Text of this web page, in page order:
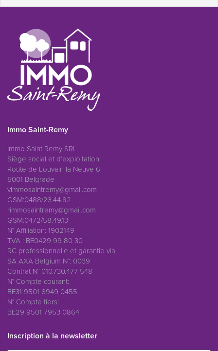
Immo Saint-Remy
Immo Saint Remy SRL
Siège social et d’exploitation:
Route de Louvain la Neuve 6
5001 Belgrade
vimmosaintremy@gmail.com
GSM:0488/23.44.82
rimmosaintremy@gmail.com
GSM:0472/58.49.13
N° Affiliation: 1902149
TVA : BE0429 99 80 30
RC professionnelle et garantie via
SA AXA Belgium N°: 0039
Contrat N° 010.730.477 548
N° Compte courant:
BE31 9501 6949 0455
N° Compte tiers:
BE29 9501 7953 0864
Inscription à la newsletter